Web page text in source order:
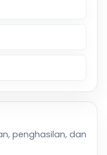
penghasilan, dan